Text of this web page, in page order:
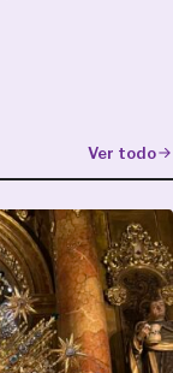
Ver todo